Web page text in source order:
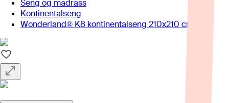
Seng og madrass
Kontinentalseng
Wonderland® K8 kontinentalseng 210x210 cm